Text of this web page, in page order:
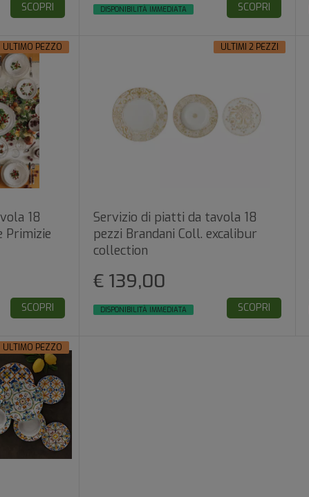
SCOPRI DISPONIBILITÀ IMMEDIATA SCOPRI
ULTIMO PEZZO
18
Primizie
SCOPRI
ULTIMI 2 PEZZI
Servizio di piatti da tavola 18
pezzi Brandani Coll. excalibur
collection
€ 139,00
DISPONIBILITÀ IMMEDIATA SCOPRI
ULTIMO PEZZO